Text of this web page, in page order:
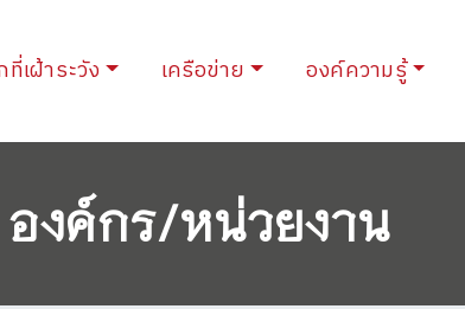
เฝ้าระวัง เครือข่าย องค์ความรู้
องค์กร/หน่วยงาน